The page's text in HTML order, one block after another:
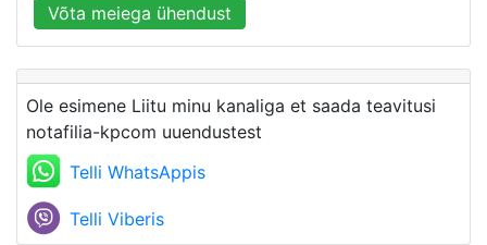
Võta meiega ühendust
Ole esimene Liitu minu kanaliga et saada teavitusi
notafilia-kpcom uuendustest
Telli WhatsAppis
Telli Viberis